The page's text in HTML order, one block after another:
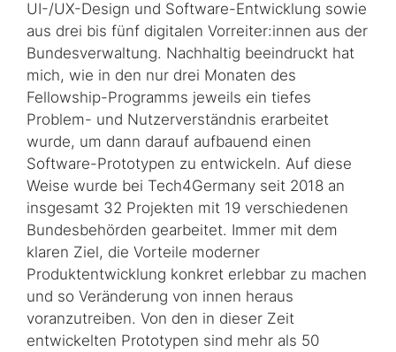
UI-/UX-Design und Software-Entwicklung sowie
aus drei bis fünf digitalen Vorreiter:innen aus der
Bundesverwaltung. Nachhaltig beeindruckt hat
mich, wie in den nur drei Monaten des
Fellowship-Programms jeweils ein tiefes
Problem- und Nutzerverständnis erarbeitet
wurde, um dann darauf aufbauend einen
Software-Prototypen zu entwickeln. Auf diese
Weise wurde bei Tech4Germany seit 2018 an
insgesamt 32 Projekten mit 19 verschiedenen
Bundesbehörden gearbeitet. Immer mit dem
klaren Ziel, die Vorteile moderner
Produktentwicklung konkret erlebbar zu machen
und so Veränderung von innen heraus
voranzutreiben. Von den in dieser Zeit
entwickelten Prototypen sind mehr als 50